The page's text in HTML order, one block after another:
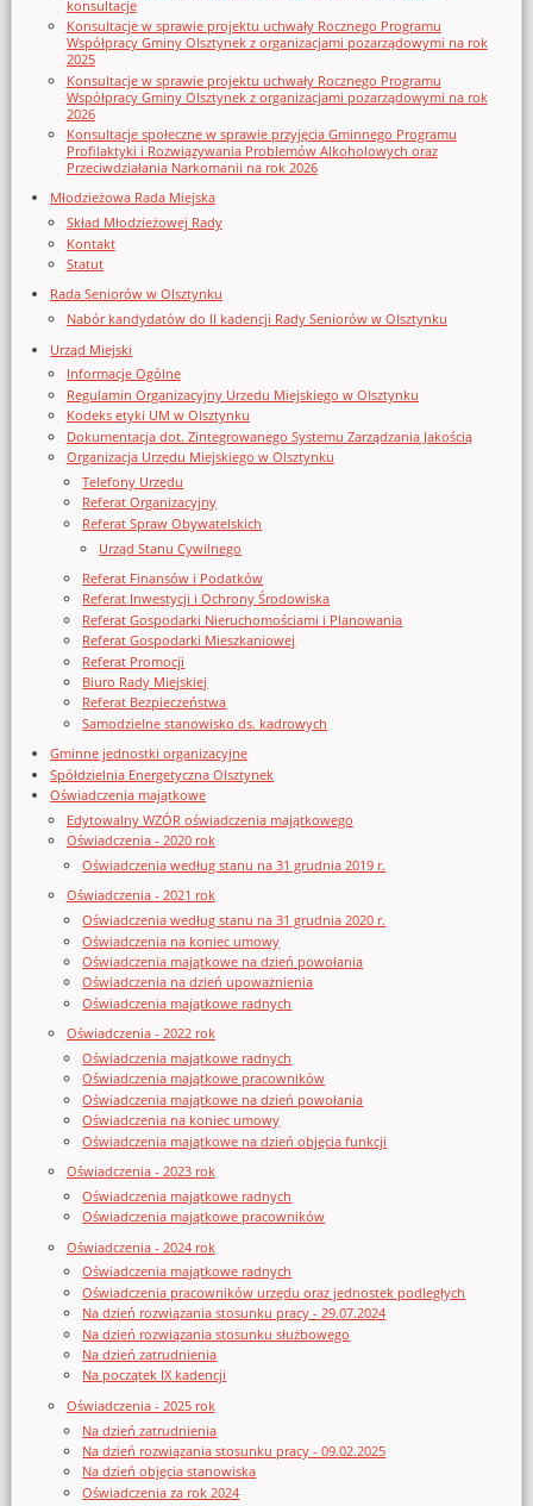
konsultacje
Konsultacje w sprawie projektu uchwały Rocznego Programu
Współpracy Gminy Olsztynek z organizacjami pozarządowymi na rok
2025
Konsultacje w sprawie projektu uchwały Rocznego Programu
Współpracy Gminy Olsztynek z organizacjami pozarządowymi na rok
2026
Konsultacje społeczne w sprawie przyjęcia Gminnego Programu
Profilaktyki i Rozwiązywania Problemów Alkoholowych oraz
Przeciwdziałania Narkomanii na rok 2026
Młodzieżowa Rada Miejska
Skład Młodzieżowej Rady
Kontakt
Statut
Rada Seniorów w Olsztynku
Nabór kandydatów do II kadencji Rady Seniorów w Olsztynku
Urząd Miejski
Informacje Ogólne
Regulamin Organizacyjny Urzedu Miejskiego w Olsztynku
Kodeks etyki UM w Olsztynku
Dokumentacja dot. Zintegrowanego Systemu Zarządzania Jakością
Organizacja Urzędu Miejskiego w Olsztynku
Telefony Urzędu
Referat Organizacyjny
Referat Spraw Obywatelskich
Urząd Stanu Cywilnego
Referat Finansów i Podatków
Referat Inwestycji i Ochrony Środowiska
Referat Gospodarki Nieruchomościami i Planowania
Referat Gospodarki Mieszkaniowej
Referat Promocji
Biuro Rady Miejskiej
Referat Bezpieczeństwa
Samodzielne stanowisko ds. kadrowych
Gminne jednostki organizacyjne
Spółdzielnia Energetyczna Olsztynek
Oświadczenia majątkowe
Edytowalny WZÓR oświadczenia majątkowego
Oświadczenia - 2020 rok
Oświadczenia według stanu na 31 grudnia 2019 r.
Oświadczenia - 2021 rok
Oświadczenia według stanu na 31 grudnia 2020 r.
Oświadczenia na koniec umowy
Oświadczenia majątkowe na dzień powołania
Oświadczenia na dzień upoważnienia
Oświadczenia majątkowe radnych
Oświadczenia - 2022 rok
Oświadczenia majątkowe radnych
Oświadczenia majątkowe pracowników
Oświadczenia majątkowe na dzień powołania
Oświadczenia na koniec umowy
Oświadczenia majątkowe na dzień objęcia funkcji
Oświadczenia - 2023 rok
Oświadczenia majątkowe radnych
Oświadczenia majątkowe pracowników
Oświadczenia - 2024 rok
Oświadczenia majątkowe radnych
Oświadczenia pracowników urzędu oraz jednostek podległych
Na dzień rozwiązania stosunku pracy - 29.07.2024
Na dzień rozwiązania stosunku służbowego
Na dzień zatrudnienia
Na początek IX kadencji
Oświadczenia - 2025 rok
Na dzień zatrudnienia
Na dzień rozwiązania stosunku pracy - 09.02.2025
Na dzień objęcia stanowiska
Oświadczenia za rok 2024